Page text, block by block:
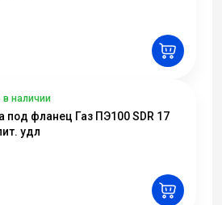
в наличии
под фланец Газ ПЭ100 SDR 17
удл